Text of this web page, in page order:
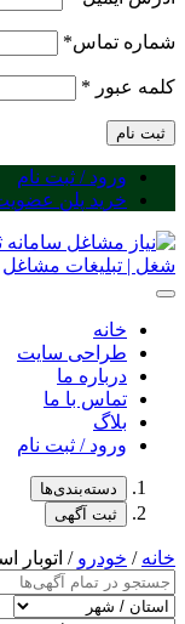
شماره تماس*
کلمه عبور *
ثبت نام
ورود / ثبت نام
خرید پلن
خانه
طراحی سایت
درباره ما
تماس با ما
بلاگ
ورود / ثبت نام
دسته‌بندی‌ها
ثبت آگهی
خانه/ خودرو/ اتوبار